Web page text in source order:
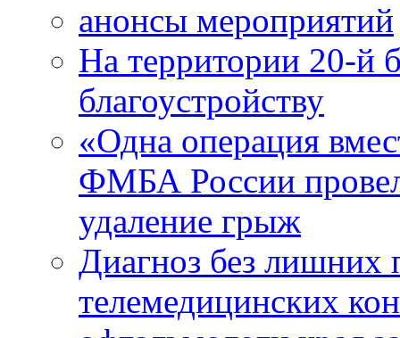
анонсы мероприятий
На территории 20-й
благоустройству
«Одна операция
ФМБА России
удаление грыж
Диагноз без лишних
телемедицинских